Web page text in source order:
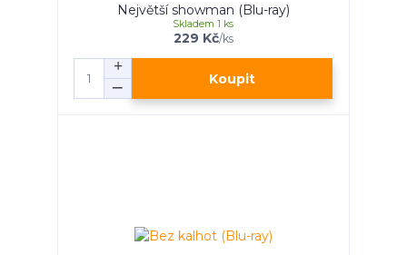
Největší showman (Blu-ray)
229 Kč/ks
Skladem 1 ks
Koupit